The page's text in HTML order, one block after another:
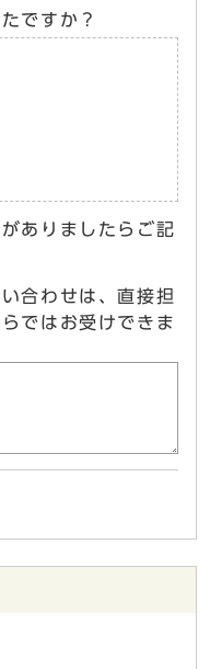
ですか？
ありましたらご記
合わせは、直接担
ではお受けできま